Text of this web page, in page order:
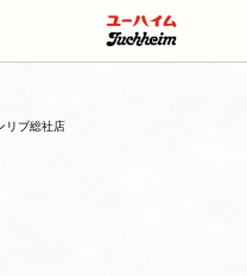
リブ総社店